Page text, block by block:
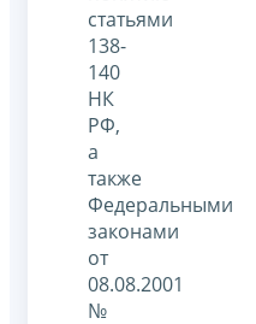
статьями
138-
140
НК
РФ,
а
также
Федеральными
законами
от
08.08.2001
№